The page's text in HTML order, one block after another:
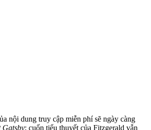
nội dung truy cập miễn phí sẽ ngày càng
Gatsby; cuốn tiểu thuyết của Fitzgerald vẫn